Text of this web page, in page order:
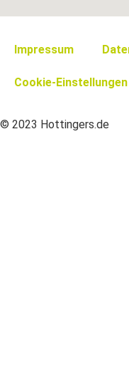
Impressum
Cookie-Einstellungen
© 2023 Hottingers.de